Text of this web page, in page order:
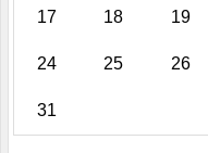
17 18 19
24 25 26
31